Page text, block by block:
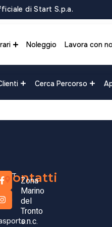
di Start S.p.a.
Noleggio Lavora con
Cerca Percorso
0,01€
Contatti
Zona
Marino
del
Tronto
s.n.c.